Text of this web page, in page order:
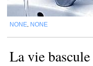
NONE NONE
La vie bascule